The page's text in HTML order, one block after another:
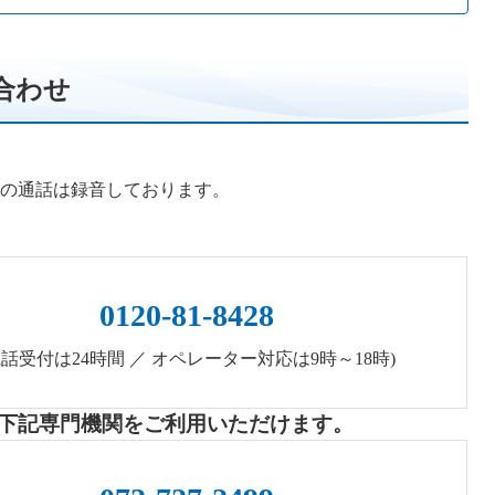
わせ
通話は録音しております。
0120-81-8428
受付は24時間 ／ オペレーター対応は9時～18時)
専門機関をご利用いただけます。